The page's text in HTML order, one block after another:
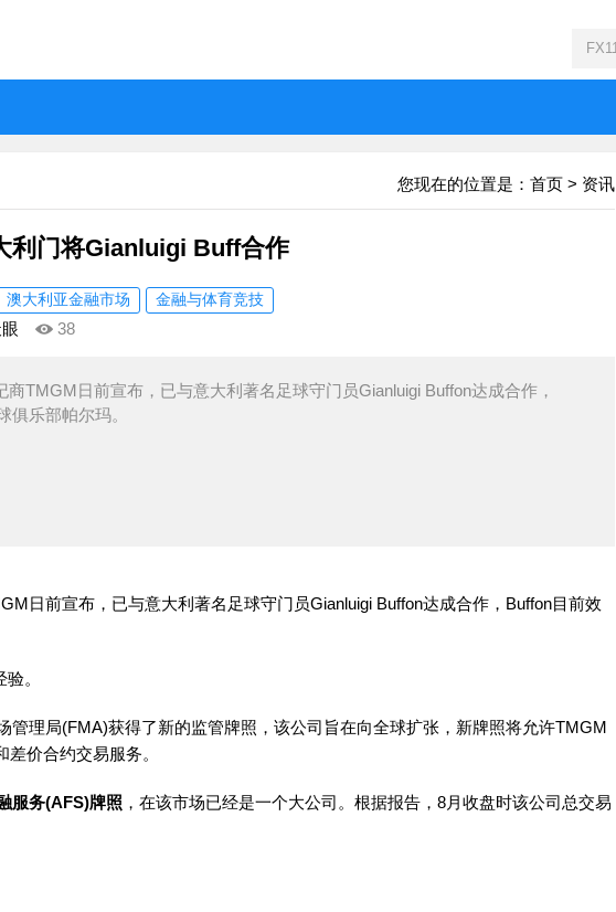
您现在的位置是： 首页 > 资讯
利门将Gianluigi Buff合作
澳大利亚金融市场 金融与体育竞技
38
TMGM日前宣布，已与意大利著名足球守门员Gianluigi Buffon达成合作，
俱乐部帕尔玛。
日前宣布，已与意大利著名足球守门员Gianluigi Buffon达成合作，Buffon目前效
。
管理局(FMA)获得了新的监管牌照，该公司旨在向全球扩张，新牌照将允许TMGM
价合约交易服务。
服务(AFS)牌照 ，在该市场已经是一个大公司。根据报告，8月收盘时该公司总交易